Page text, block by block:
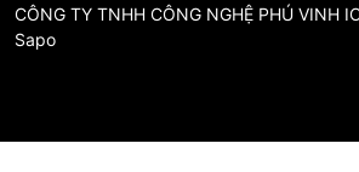
CÔNG TY TNHH CÔNG NGHỆ PHÚ VINH
Sapo